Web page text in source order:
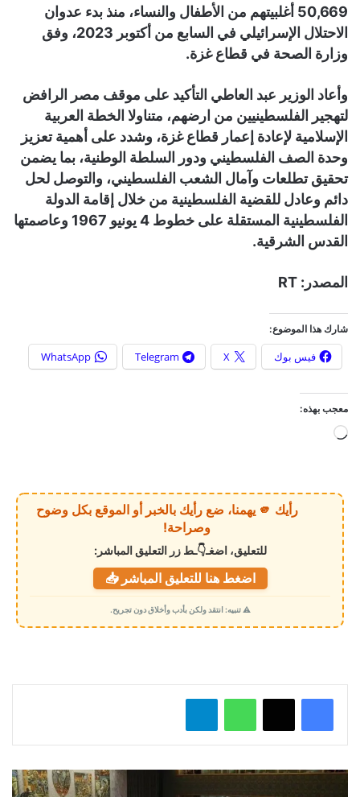
50,669 أغلبيتهم من الأطفال والنساء، منذ بدء عدوان
الاحتلال الإسرائيلي في السابع من أكتوبر 2023، وفق
وزارة الصحة في قطاع غزة.
وأعاد الوزير عبد العاطي التأكيد على موقف مصر الرافض
لتهجير الفلسطينيين من ارضهم، متناولا الخطة العربية
الإسلامية لإعادة إعمار قطاع غزة، وشدد على أهمية تعزيز
وحدة الصف الفلسطيني ودور السلطة الوطنية، بما يضمن
تحقيق تطلعات وآمال الشعب الفلسطيني، والتوصل لحل
دائم وعادل للقضية الفلسطينية من خلال إقامة الدولة
الفلسطينية المستقلة على خطوط 4 يونيو 1967 وعاصمتها
القدس الشرقية.
المصدر: RT
شارك هذا الموضوع:
فيس بوك X
Telegram
WhatsApp
معجب بهذه:
ي
م
ي
رأيك 🫵 يهمنا، ضع رأيك بالخبر أو الموقع بكل وضوح
وصراحة!
للتعليق، اضغـ👇ـط زر التعليق المباشر:
اضغط هنا للتعليق المباشر 📥
⚠️ تنبيه: انتقد ولكن بأدب وأخلاق دون تجريح.
واتساب